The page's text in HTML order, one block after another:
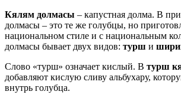
Кялям долмасы – капустная долма. В
долмасы – это те же голубцы, но
национальном стиле и с национальным
долмасы бывает двух видов: турш и
Слово «турш» означает кислый. В турш
добавляют кислую сливу альбухару,
внутрь голубца.